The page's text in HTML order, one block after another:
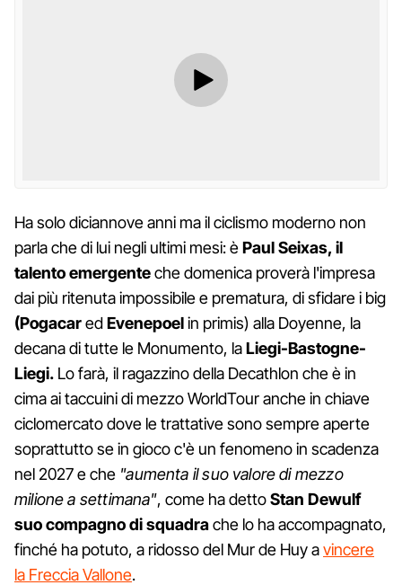
Ha solo diciannove anni ma il ciclismo moderno non
parla che di lui negli ultimi mesi: èPaul Seixas, il
talento emergenteche domenica proverà l'impresa
dai più ritenuta impossibile e prematura, di sfidare i big
(PogacaredEvenepoelin primis) alla Doyenne, la
decana di tutte le Monumento, laLiegi-Bastogne-
Liegi. Lo farà, il ragazzino della Decathlon che è in
cima ai taccuini di mezzo WorldTour anche in chiave
ciclomercato dove le trattative sono sempre aperte
soprattutto se in gioco c'è un fenomeno in scadenza
nel 2027 e che "aumenta il suo valore di mezzo
milione a settimana", come ha dettoStan Dewulf
suo compagno di squadrache lo ha accompagnato,
finché ha potuto, a ridosso del Mur de Huy avincere
la Freccia Vallone.